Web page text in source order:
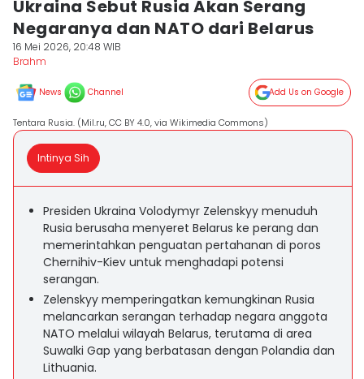
Ukraina Sebut Rusia Akan Serang
Negaranya dan NATO dari Belarus
16 Mei 2026, 20:48 WIB
Brahm
News Channel Add Us on Google
Tentara Rusia. (Mil.ru, CC BY 4.0, via Wikimedia Commons)
Intinya Sih
Presiden Ukraina Volodymyr Zelenskyy menuduh
Rusia berusaha menyeret Belarus ke perang dan
memerintahkan penguatan pertahanan di poros
Chernihiv-Kiev untuk menghadapi potensi
serangan.
Zelenskyy memperingatkan kemungkinan Rusia
melancarkan serangan terhadap negara anggota
NATO melalui wilayah Belarus, terutama di area
Suwalki Gap yang berbatasan dengan Polandia dan
Lithuania.